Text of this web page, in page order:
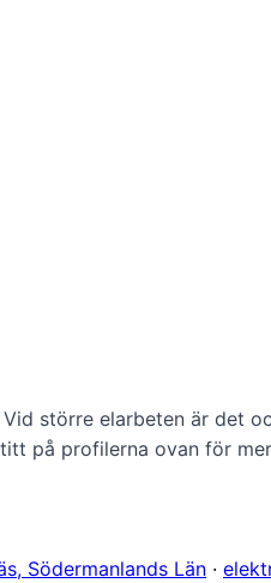
större elarbeten är det
på profilerna ovan för
Södermanlands Län ·